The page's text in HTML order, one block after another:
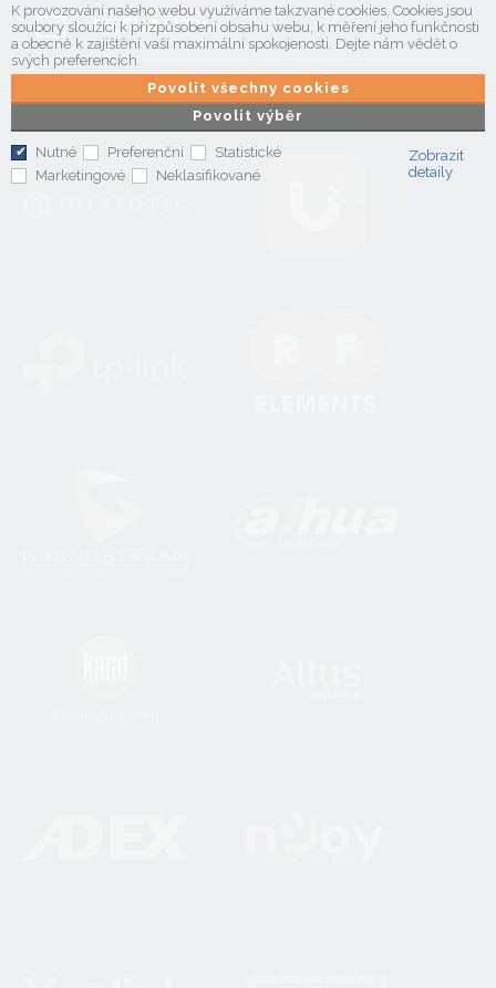
AKTUALITY
K provozování našeho webu využíváme takzvané cookies. Cookies jsou
soubory sloužící k přizpůsobení obsahu webu, k měření jeho funkčnosti
a obecně k zajištění vaší maximální spokojenosti. Dejte nám vědět o
svých preferencích.
Povolit výběr
Povolit všechny cookies
Nutné Preferenční
Statistické
Marketingové
Neklasifikované
Zobrazit
detaily